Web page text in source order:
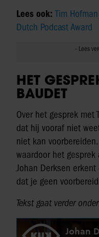
Lees ook:Tim
Dutch Podcast Award
HET
BAUDET
Over het gesprek met
dat hij vooraf niet
niet kan
waardoor het
Johan Derksen
dat je geen
Tekst gaat verder